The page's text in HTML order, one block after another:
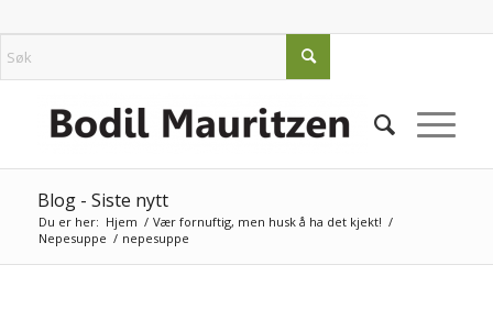
Blog - Siste nytt
Du er her: Hjem / Vær fornuftig, men husk å ha det kjekt! /
Nepesuppe / nepesuppe